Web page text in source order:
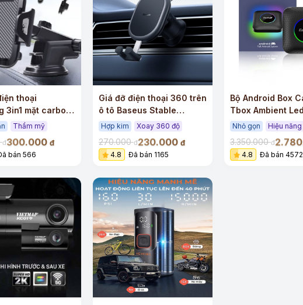
thoại
3in1 mặt carbon
cửa gió
Thẩm mỹ
đ300.000 đ
bán 566
Giá đỡ điện thoại 360 trên
ô tô Baseus Stable
Gravitational cao cấp
Hợp kim Xoay 360 độ
270.000đ230.000 đ
4.8
Đã bán 1165
Bộ Android Box
Tbox Ambient Led
Qualcomm 6225
Nhỏ gọn Hiệu
3.350.000đ
4.8
Đã bán 4572